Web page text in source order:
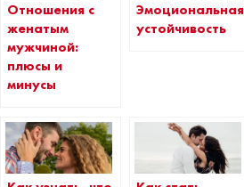
Отношения с
женатым
мужчиной:
плюсы и
минусы
Эмоциональная
устойчивость